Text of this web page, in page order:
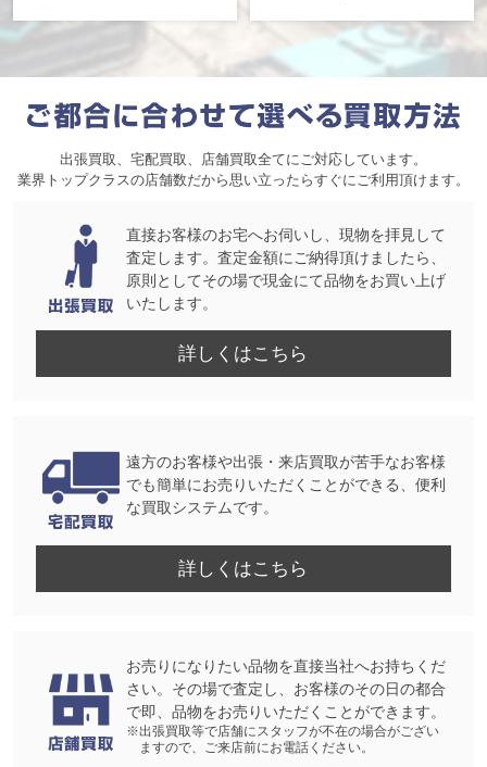
出張買取、宅配買取、店舗買取全てにご対応しています。
業界トップクラスの店舗数だから思い立ったらすぐにご利用頂けます。
直接お客様のお宅へお伺いし、現物を拝見して
査定します。査定金額にご納得頂けましたら、
原則としてその場で現金にて品物をお買い上げ
いたします。
詳しくはこちら
遠方のお客様や出張・来店買取が苦手なお客様
でも簡単にお売りいただくことができる、便利
な買取システムです。
詳しくはこちら
お売りになりたい品物を直接当社へお持ちくだ
さい。その場で査定し、お客様のその日の都合
で即、品物をお売りいただくことができます。
※出張買取等で店舗にスタッフが不在の場合がござい
ますので、ご来店前にお電話ください。